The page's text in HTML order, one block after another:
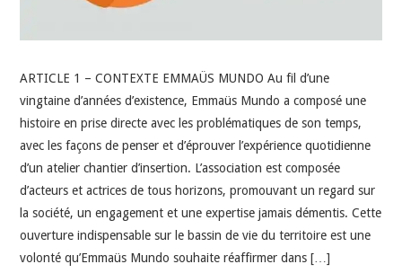
ARTICLE 1 – CONTEXTE EMMAÜS MUNDO Au fil d’une
vingtaine d’années d’existence, Emmaüs Mundo a composé une
histoire en prise directe avec les problématiques de son temps,
avec les façons de penser et d’éprouver l’expérience quotidienne
d’un atelier chantier d’insertion. L’association est composée
d’acteurs et actrices de tous horizons, promouvant un regard sur
la société, un engagement et une expertise jamais démentis. Cette
ouverture indispensable sur le bassin de vie du territoire est une
volonté qu’Emmaüs Mundo souhaite réaffirmer dans […]